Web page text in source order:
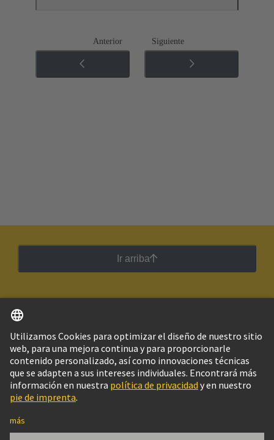
Anterior Siguiente
Ir arriba
Argentina Español
© Grupo Tecnológico HARTING
Configuración de cookies